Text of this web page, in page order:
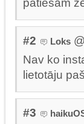
#2 Loks
Nav ko
lietotāju
#3